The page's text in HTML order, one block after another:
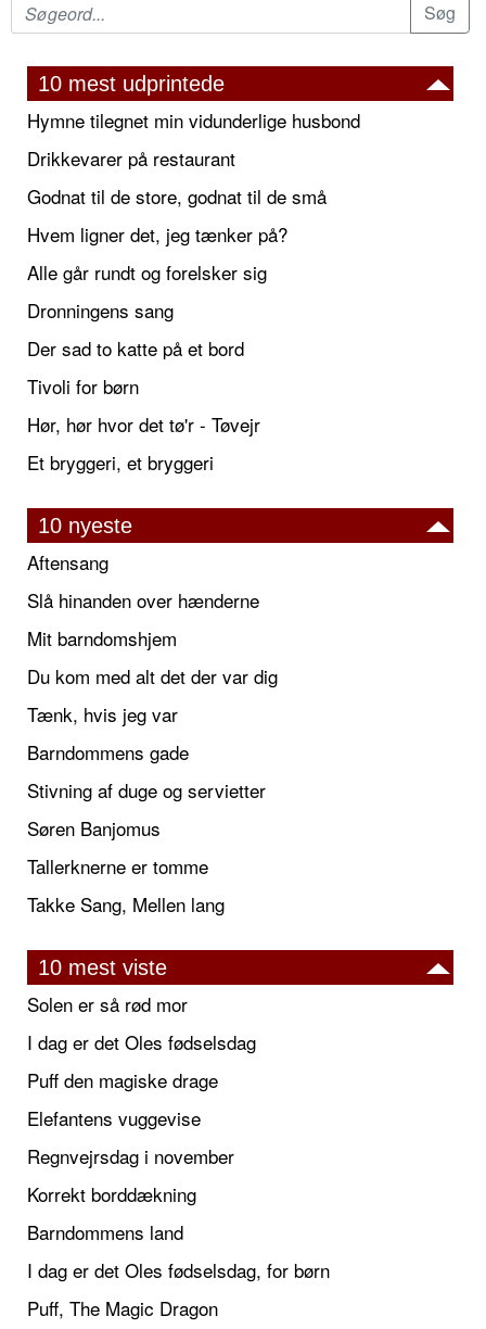
10 mest udprintede
Hymne tilegnet min vidunderlige husbond
Drikkevarer på restaurant
Godnat til de store, godnat til de små
Hvem ligner det, jeg tænker på?
Alle går rundt og forelsker sig
Dronningens sang
Der sad to katte på et bord
Tivoli for børn
Hør, hør hvor det tø'r - Tøvejr
Et bryggeri, et bryggeri
10 nyeste
Aftensang
Slå hinanden over hænderne
Mit barndomshjem
Du kom med alt det der var dig
Tænk, hvis jeg var
Barndommens gade
Stivning af duge og servietter
Søren Banjomus
Tallerknerne er tomme
Takke Sang, Mellen lang
10 mest viste
Solen er så rød mor
I dag er det Oles fødselsdag
Puff den magiske drage
Elefantens vuggevise
Regnvejrsdag i november
Korrekt borddækning
Barndommens land
I dag er det Oles fødselsdag, for børn
Puff, The Magic Dragon